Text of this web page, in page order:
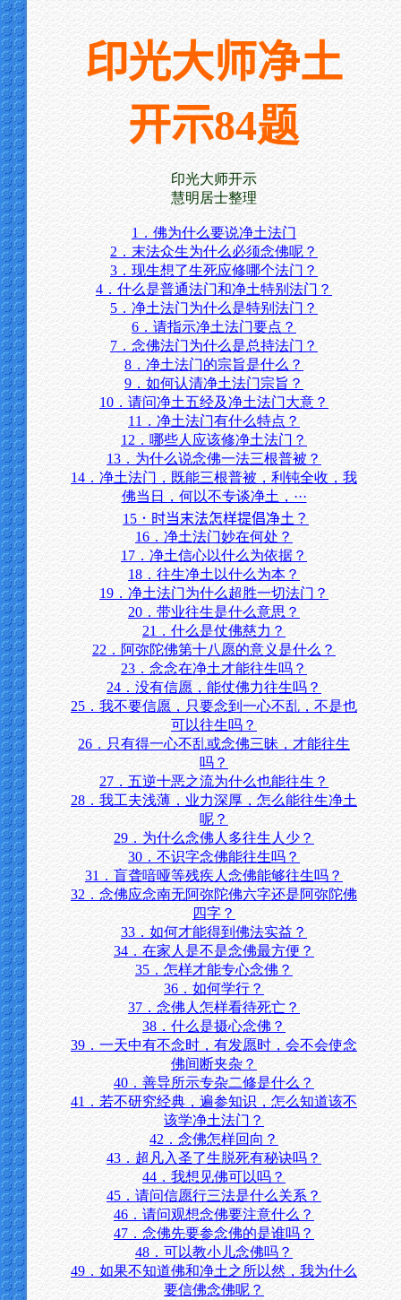
印光大师净土
开示84题
印光大师开示
慧明居士整理
1．佛为什么要说净土法门
2．末法众生为什么必须念佛呢？
3．现生想了生死应修哪个法门？
4．什么是普通法门和净土特别法门？
5．净土法门为什么是特别法门？
6．请指示净土法门要点？
7．念佛法门为什么是总持法门？
8．净土法门的宗旨是什么？
9．如何认清净土法门宗旨？
10．请问净土五经及净土法门大意？
11．净土法门有什么特点？
12．哪些人应该修净土法门？
13．为什么说念佛一法三根普被？
14．净土法门，既能三根普被，利钝全收，我
佛当日，何以不专谈净土，···
15．时当末法怎样提倡净土？
16．净土法门妙在何处？
17．净土信心以什么为依据？
18．往生净土以什么为本？
19．净土法门为什么超胜一切法门？
20．带业往生是什么意思？
21．什么是仗佛慈力？
22．阿弥陀佛第十八愿的意义是什么？
23．念念在净土才能往生吗？
24．没有信愿，能仗佛力往生吗？
25．我不要信愿，只要念到一心不乱，不是也
可以往生吗？
26．只有得一心不乱或念佛三昧，才能往生
吗？
27．五逆十恶之流为什么也能往生？
28．我工夫浅薄，业力深厚，怎么能往生净土
呢？
29．为什么念佛人多往生人少？
30．不识字念佛能往生吗？
31．盲聋喑哑等残疾人念佛能够往生吗？
32．念佛应念南无阿弥陀佛六字还是阿弥陀佛
四字？
33．如何才能得到佛法实益？
34．在家人是不是念佛最方便？
35．怎样才能专心念佛？
36．如何学行？
37．念佛人怎样看待死亡？
38．什么是摄心念佛？
39．一天中有不念时，有发愿时，会不会使念
佛间断夹杂？
40．善导所示专杂二修是什么？
41．若不研究经典，遍参知识，怎么知道该不
该学净土法门？
42．念佛怎样回向？
43．超凡入圣了生脱死有秘诀吗？
44．我想见佛可以吗？
45．请问信愿行三法是什么关系？
46．请问观想念佛要注意什么？
47．念佛先要参念佛的是谁吗？
48．可以教小儿念佛吗？
49．如果不知道佛和净土之所以然，我为什么
要信佛念佛呢？